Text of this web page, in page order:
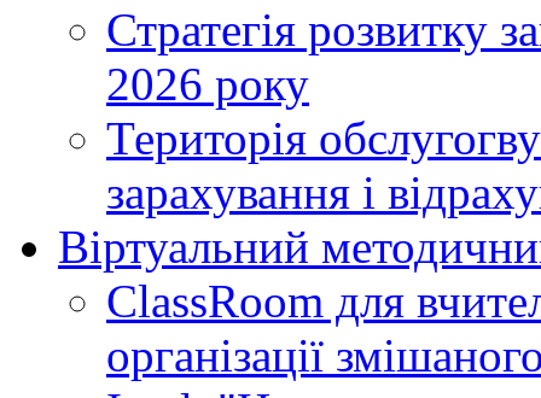
Стратегія розвитку
2026 року
Територія
зарахування і
Віртуальний
ClassRoom для
організації